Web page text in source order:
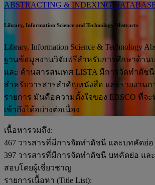
ABSTRACTING & INDEXING
Library, Information Science and Technology Abstracts
Library, Information Science & Technology
ฐานข้อมูลงานวิจัยฟรีสำหรับการศึกษาด้าน
และ ด้านสารสนเทศ LISTA มีการจัดทำดัช
สำหรับวารสารสำคัญหนังสือ และรายงานก
รายการ มันคือความตั้งใจของ EBSCO ที่จ
เข้าถึงได้อย่างต่อเนื่อง
เนื้อหารวมถึง:
467 วารสารที่มีการจัดทำดัชนี และบทคัดย่อ
397 วารสารที่มีการจัดทำดัชนี บทคัดย่อ แล
สอบโดยผู้เชี่ยวชาญ
รายการเนื้อหา (Title List):